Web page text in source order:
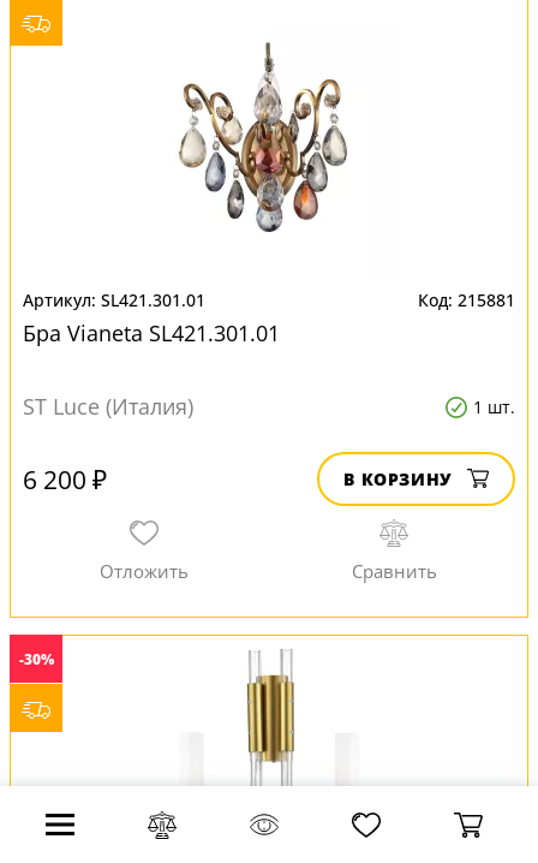
SL421.301.01 215881
Бра Vianeta SL421.301.01
ST Luce (Италия) 1 шт.
6 200 ₽ В КОРЗИНУ
-30%